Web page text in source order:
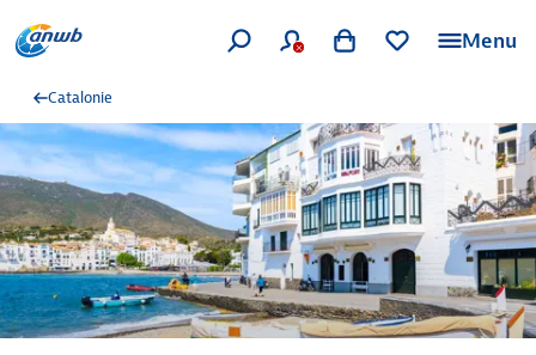
Menu
Catalonie